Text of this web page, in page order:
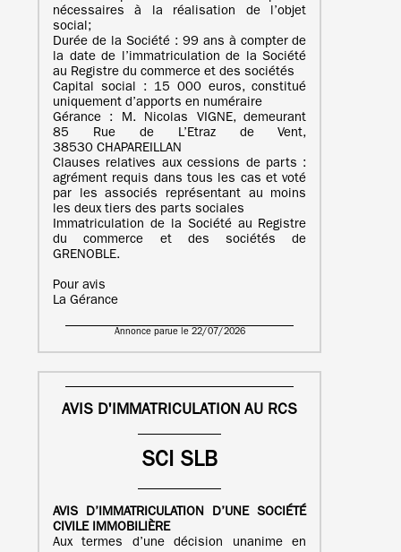
nécessaires à la réalisation de l’objet
social;
Durée de la Société : 99 ans à compter de
la date de l’immatriculation de la Société
au Registre du commerce et des sociétés
Capital social : 15 000 euros, constitué
uniquement d’apports en numéraire
Gérance : M. Nicolas VIGNE, demeurant
85 Rue de L’Etraz de Vent,
38530 CHAPAREILLAN
Clauses relatives aux cessions de parts :
agrément requis dans tous les cas et voté
par les associés représentant au moins
les deux tiers des parts sociales
Immatriculation de la Société au Registre
du commerce et des sociétés de
GRENOBLE.
Pour avis
La Gérance
Annonce parue le 22/07/2026
AVIS D'IMMATRICULATION AU RCS
SCI SLB
AVIS D’IMMATRICULATION D’UNE
SOCIÉTÉ
CIVILE IMMOBILIÈRE
Aux termes d’une décision unanime en